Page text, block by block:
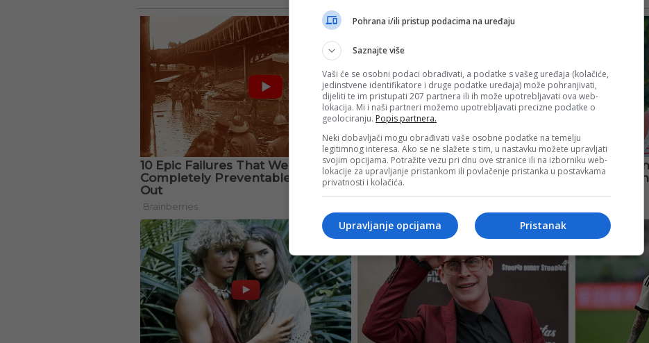
Pohrana i/ili pristup podacima na uređaju
Saznajte više
Vaši će se osobni podaci obrađivati, a podatke s vašeg uređaja (kolačiće,
jedinstvene identifikatore i druge podatke uređaja) može pohranjivati,
dijeliti te im pristupati 207 partnera ili ih može upotrebljavati ova web-
lokacija. Mi i naši partneri možemo upotrebljavati precizne podatke o
geolociranju. Popis partnera.
Neki dobavljači mogu obrađivati vaše osobne podatke na temelju
legitimnog interesa. Ako se ne slažete s tim, u nastavku možete upravljati
svojim opcijama. Potražite vezu pri dnu ove stranice ili na izborniku web-
lokacije za upravljanje pristankom ili povlačenje pristanka u postavkama
privatnosti i kolačića.
Pristanak
Upravljanje opcijama